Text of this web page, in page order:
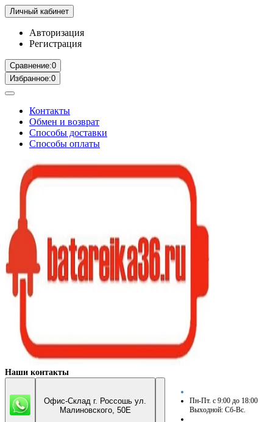
Личный кабинет
Авторизация
Регистрация
Сравнение:0
Избранное:0
Контакты
Обмен и возврат
Способы доставки
Способы оплаты
Наши контакты
Офис-Склад г. Россошь ул.
Малиновского, 50Е
Пн-Пт. с 9:00 до 18:00
Выходной: Сб-Вс.